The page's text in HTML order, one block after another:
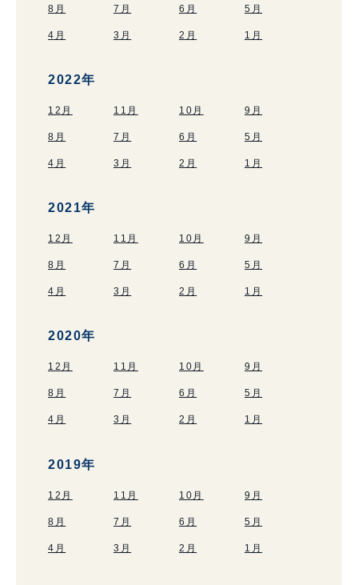
8月 7月 6月 5月
4月 3月 2月 1月
2022年
12月 11月 10月 9月
8月 7月 6月 5月
4月 3月 2月 1月
2021年
12月 11月 10月 9月
8月 7月 6月 5月
4月 3月 2月 1月
2020年
12月 11月 10月 9月
8月 7月 6月 5月
4月 3月 2月 1月
2019年
12月 11月 10月 9月
8月 7月 6月 5月
4月 3月 2月 1月